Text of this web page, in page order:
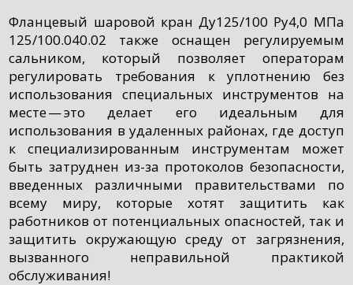
Фланцевый шаровой кран Ду125/100 Ру4,0 МПа
125/100.040.02 также оснащен регулируемым
сальником, который позволяет операторам
регулировать требования к уплотнению без
использования специальных инструментов на
месте — это делает его идеальным для
использования в удаленных районах, где доступ
к специализированным инструментам может
быть затруднен из-за протоколов безопасности,
введенных различными правительствами по
всему миру, которые хотят защитить как
работников от потенциальных опасностей, так и
защитить окружающую среду от загрязнения,
вызванного неправильной практикой
обслуживания!